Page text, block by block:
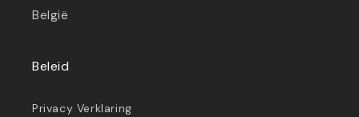
België
Beleid
Privacy Verklaring